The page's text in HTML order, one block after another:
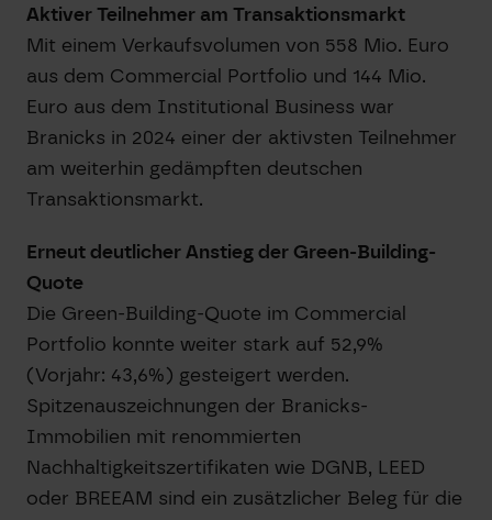
Aktiver Teilnehmer am Transaktionsmarkt
Mit einem Verkaufsvolumen von 558 Mio. Euro
aus dem Commercial Portfolio und 144 Mio.
Euro aus dem Institutional Business war
Branicks in 2024 einer der aktivsten Teilnehmer
am weiterhin gedämpften deutschen
Transaktionsmarkt.
Erneut deutlicher Anstieg der Green-Building-
Quote
Die Green-Building-Quote im Commercial
Portfolio konnte weiter stark auf 52,9%
(Vorjahr: 43,6%) gesteigert werden.
Spitzenauszeichnungen der Branicks-
Immobilien mit renommierten
Nachhaltigkeitszertifikaten wie DGNB, LEED
oder BREEAM sind ein zusätzlicher Beleg für die